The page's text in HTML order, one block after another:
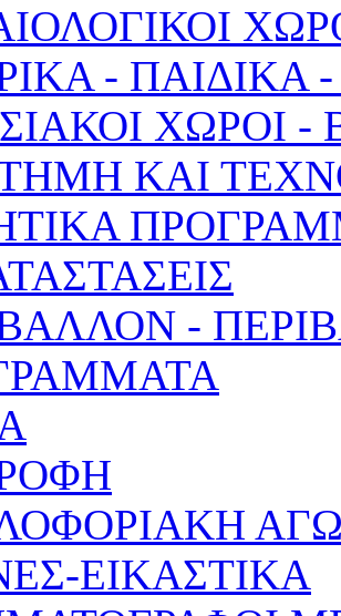
-
ΧΩΡΟΙ
ΚΑΙ
-
ΕΙΚΑΣΤΙΚΑ